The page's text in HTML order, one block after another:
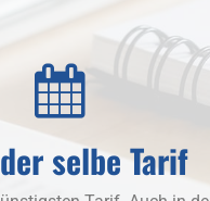
selbe Tarif